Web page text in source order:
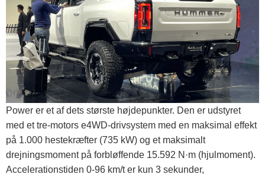
Power er et af dets største højdepunkter. Den er udstyret
med et tre-motors e4WD-drivsystem med en maksimal effekt
på 1.000 hestekræfter (735 kW) og et maksimalt
drejningsmoment på forbløffende 15.592 N·m (hjulmoment).
Accelerationstiden 0-96 km/t er kun 3 sekunder,